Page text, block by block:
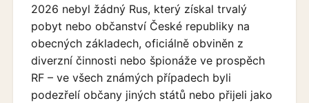
2026 nebyl žádný Rus, který získal trvalý
pobyt nebo občanství České republiky na
obecných základech, oficiálně obviněn z
diverzní činnosti nebo špionáže ve prospěch
RF – ve všech známých případech byli
podezřelí občany jiných států nebo přijeli jako